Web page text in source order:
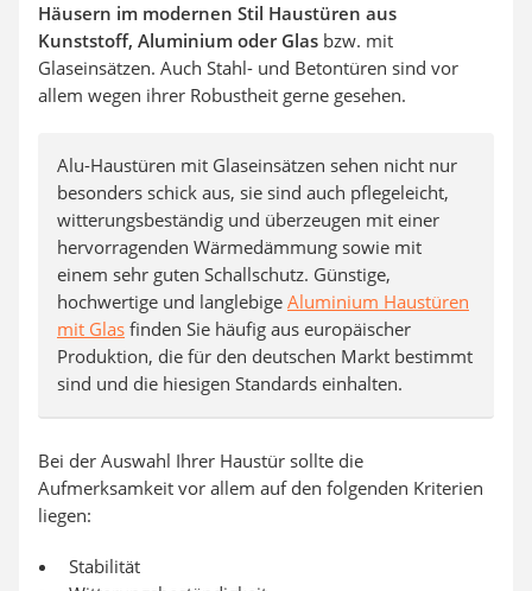
Häusern im modernen Stil Haustüren aus
Kunststoff, Aluminium oder Glas bzw. mit
Glaseinsätzen. Auch Stahl- und Betontüren sind vor
allem wegen ihrer Robustheit gerne gesehen.
Alu-Haustüren mit Glaseinsätzen sehen nicht nur
besonders schick aus, sie sind auch pflegeleicht,
witterungsbeständig und überzeugen mit einer
hervorragenden Wärmedämmung sowie mit
einem sehr guten Schallschutz. Günstige,
hochwertige und langlebige Aluminium Haustüren
mit Glas finden Sie häufig aus europäischer
Produktion, die für den deutschen Markt bestimmt
sind und die hiesigen Standards einhalten.
Bei der Auswahl Ihrer Haustür sollte die
Aufmerksamkeit vor allem auf den folgenden Kriterien
liegen:
Stabilität